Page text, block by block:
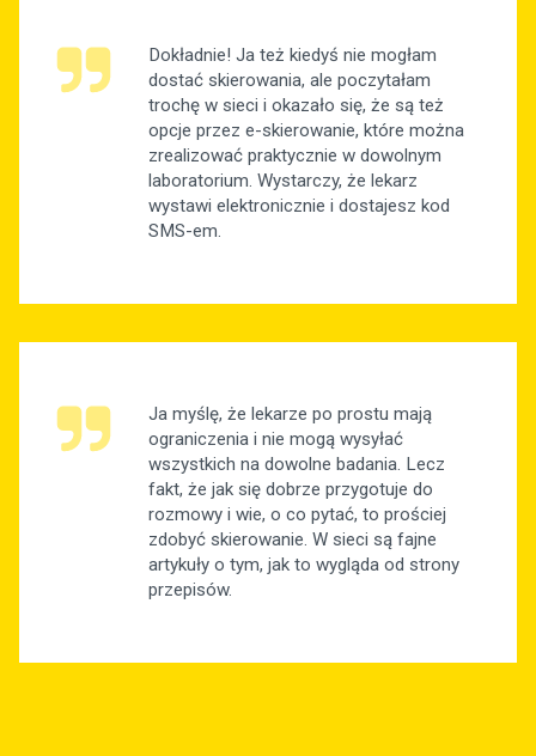
Dokładnie! Ja też kiedyś nie mogłam
dostać skierowania, ale poczytałam
trochę w sieci i okazało się, że są też
opcje przez e-skierowanie, które można
zrealizować praktycznie w dowolnym
laboratorium. Wystarczy, że lekarz
wystawi elektronicznie i dostajesz kod
SMS-em.
Ja myślę, że lekarze po prostu mają
ograniczenia i nie mogą wysyłać
wszystkich na dowolne badania. Lecz
fakt, że jak się dobrze przygotuje do
rozmowy i wie, o co pytać, to prościej
zdobyć skierowanie. W sieci są fajne
artykuły o tym, jak to wygląda od strony
przepisów.